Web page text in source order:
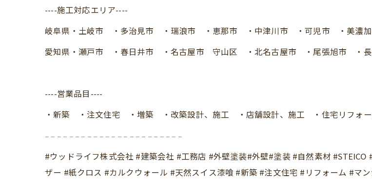
----施工対応エリア----
岐阜県・土岐市 ・多治見市 ・瑞浪市 ・恵那市 ・中津川市 ・可児市 ・美
愛知県・瀬戸市 ・春日井市 ・名古屋市 守山区 ・北名古屋市 ・尾張旭市 ・
----営業品目----
・新築 ・注文住宅 ・増築 ・改築設計、施工 ・店舗設計、施工 ・住宅リフォ
𓐄 𓐄 𓐄 𓐄 𓐄 𓐄 𓐄 𓐄 𓐄 𓐄 𓐄 𓐄 𓐄 𓐄 𓐄 𓐄 𓐄 𓐄 𓐄 𓐄 𓐄 𓐄 𓐄
#ウッドライフ株式会社 #建築会社 #工務店 #外壁塗装#外壁#塗装 #自然素材
ザー #紙クロス #カルクウォール #天然スイス漆喰 #新築 #注文住宅 #リフォーム #マ